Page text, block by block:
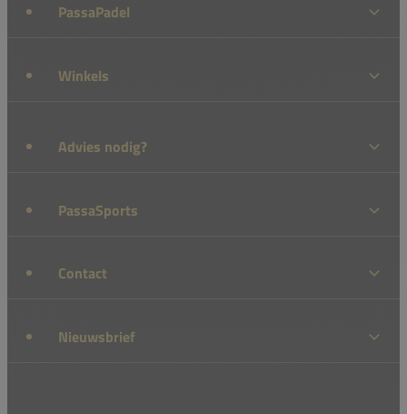
PassaPadel
Winkels
Advies nodig?
PassaSports
Contact
Nieuwsbrief